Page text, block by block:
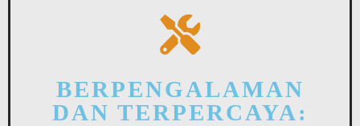
BERPENGALAMAN
DAN TERPERCAYA: